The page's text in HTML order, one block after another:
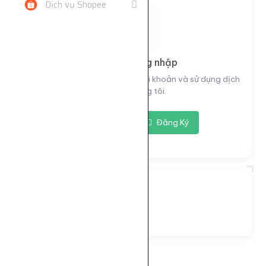
Dịch vụ Shopee
Vui lòng đăng nhập
Đăng nhập để xem thông tin tài khoản và sử dụng dịch
vụ của chúng tôi.
Đăng Ký